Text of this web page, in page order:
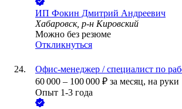
ИП Фокин Дмитрий Андреевич
Хабаровск, р-н Кировский
Можно без резюме
Откликнуться
Офис-менеджер / специалист по
60 000 – 100 000 ₽ за месяц, на руки
Опыт 1-3 года